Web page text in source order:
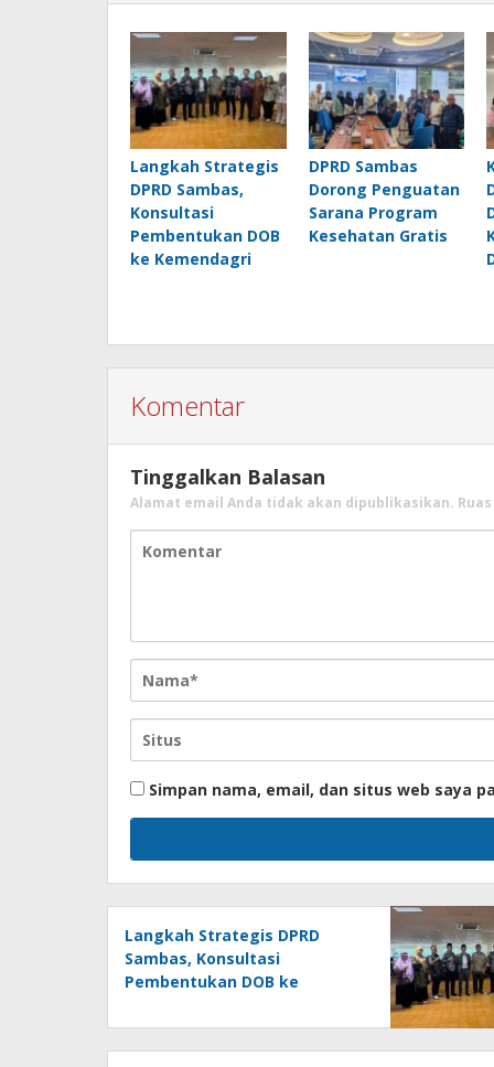
Langkah Strategis
DPRD Sambas,
Konsultasi
Pembentukan DOB
ke Kemendagri
DPRD Sambas
Dorong Penguatan
Sarana Program
Kesehatan Gratis
Komentar
Tinggalkan Balasan
Alamat email Anda tidak akan dipublikasikan.
Simpan nama, email, dan situs web saya
Langkah Strategis DPRD
Sambas, Konsultasi
Pembentukan DOB ke